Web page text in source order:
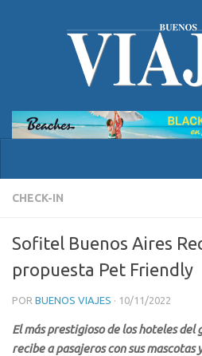
CHECK-IN
Sofitel Buenos Aires
propuesta Pet Friendly
POR BUENOS VIAJES · 10/11/2022
El más prestigioso de los hoteles
recibe a pasajeros con sus